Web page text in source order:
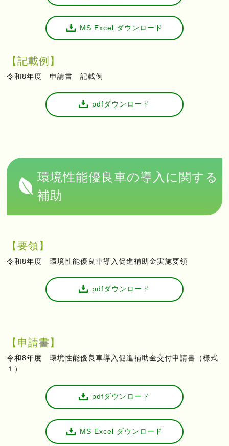
MS Excel ダウンロード
【記載例】
令和8年度 申請書 記載例
pdfダウンロード
環境性能優良車の導入に関する
補助
【要領】
令和8年度 環境性能優良車導入促進補助金実施要領
pdfダウンロード
【申請書】
令和8年度 環境性能優良車導入促進補助金交付申請書（様式
１）
pdfダウンロード
MS Excel ダウンロード